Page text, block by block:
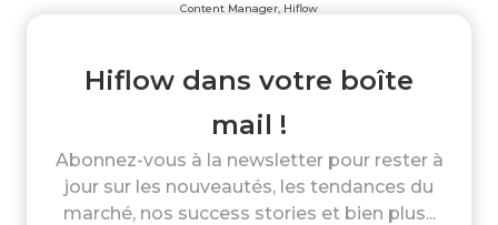
Content Manager, Hiflow
Hiflow dans votre boîte
mail !
Abonnez-vous à la newsletter pour rester à
jour sur les nouveautés, les tendances du
marché, nos success stories et bien plus...